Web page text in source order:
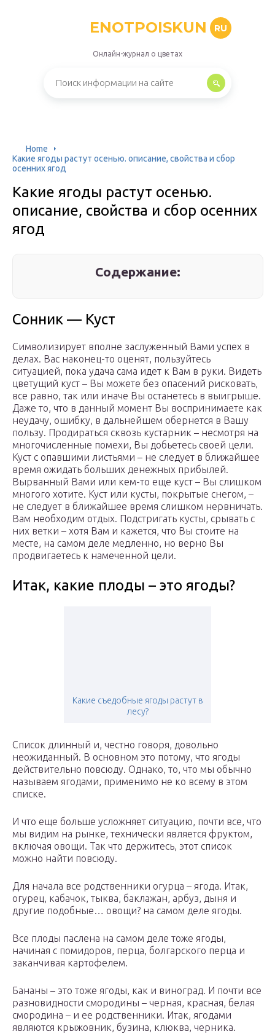
ENOTPOISKUN RU
Онлайн-журнал о цветах
Home
Какие ягоды растут осенью. описание, свойства и сбор
осенних ягод
Какие ягоды растут осенью.
описание, свойства и сбор осенних
ягод
Содержание:
Сонник — Куст
Символизирует вполне заслуженный Вами успех в
делах. Вас наконец-то оценят, пользуйтесь
ситуацией, пока удача сама идет к Вам в руки. Видеть
цветущий куст – Вы можете без опасений рисковать,
все равно, так или иначе Вы останетесь в выигрыше.
Даже то, что в данный момент Вы воспринимаете как
неудачу, ошибку, в дальнейшем обернется в Вашу
пользу. Продираться сквозь кустарник – несмотря на
многочисленные помехи, Вы добьетесь своей цели.
Куст с опавшими листьями – не следует в ближайшее
время ожидать больших денежных прибылей.
Вырванный Вами или кем-то еще куст – Вы слишком
многого хотите. Куст или кусты, покрытые снегом, –
не следует в ближайшее время слишком нервничать.
Вам необходим отдых. Подстригать кусты, срывать с
них ветки – хотя Вам и кажется, что Вы стоите на
месте, на самом деле медленно, но верно Вы
продвигаетесь к намеченной цели.
Итак, какие плоды – это ягоды?
Какие съедобные ягоды растут в
лесу?
Список длинный и, честно говоря, довольно
неожиданный. В основном это потому, что ягоды
действительно повсюду. Однако, то, что мы обычно
называем ягодами, применимо не ко всему в этом
списке.
И что еще больше усложняет ситуацию, почти все, что
мы видим на рынке, технически является фруктом,
включая овощи. Так что держитесь, этот список
можно найти повсюду.
Для начала все родственники огурца – ягода. Итак,
огурец, кабачок, тыква, баклажан, арбуз, дыня и
другие подобные… овощи? на самом деле ягоды.
Все плоды паслена на самом деле тоже ягоды,
начиная с помидоров, перца, болгарского перца и
заканчивая картофелем.
Бананы – это тоже ягоды, как и виноград. И почти все
разновидности смородины – черная, красная, белая
смородина – и ее родственники. Итак, ягодами
являются крыжовник, бузина, клюква, черника.